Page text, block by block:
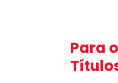
Para